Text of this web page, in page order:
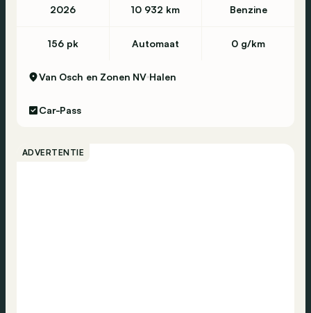
2026 10 932 km Benzine
156 pk Automaat 0 g/km
Van Osch en Zonen NV Halen
Car-Pass
ADVERTENTIE